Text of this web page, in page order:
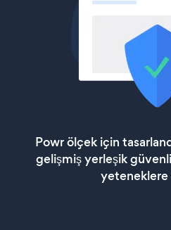
Powr ölçek için
gelişmiş yerleşik
yeteneklere